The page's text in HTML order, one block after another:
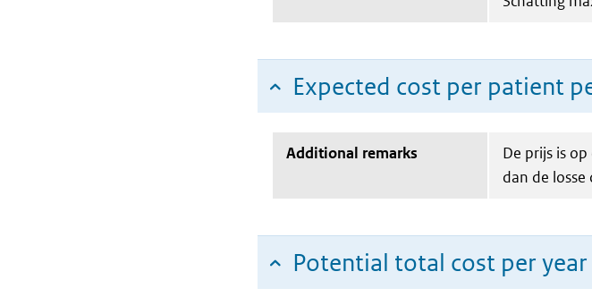
Expected cost per patient
Additional remarks
De prijs is
dan de
Potential total cost per year